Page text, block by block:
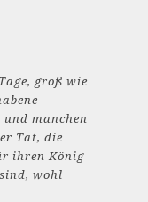
groß wie
manchen
Tat, die
ihren König
wohl